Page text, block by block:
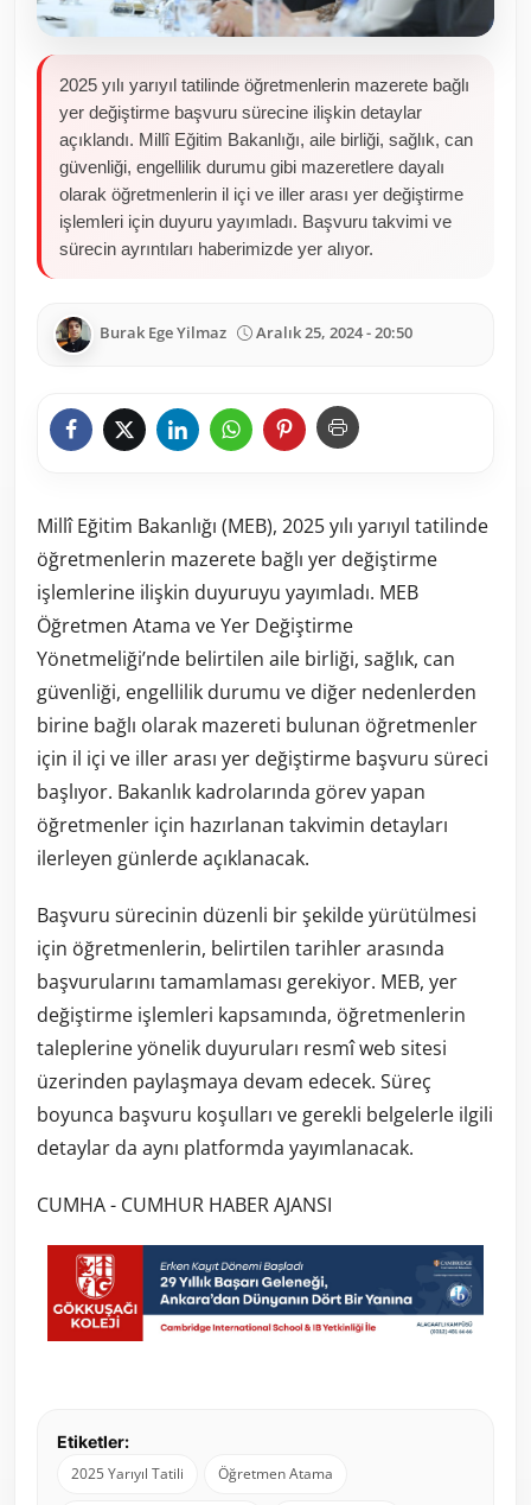
2025 yılı yarıyıl tatilinde öğretmenlerin mazerete bağlı
yer değiştirme başvuru sürecine ilişkin detaylar
açıklandı. Millî Eğitim Bakanlığı, aile birliği, sağlık, can
güvenliği, engellilik durumu gibi mazeretlere dayalı
olarak öğretmenlerin il içi ve iller arası yer değiştirme
işlemleri için duyuru yayımladı. Başvuru takvimi ve
sürecin ayrıntıları haberimizde yer alıyor.
Burak Ege Yilmaz Aralık 25, 2024 - 20:50
Millî Eğitim Bakanlığı (MEB), 2025 yılı yarıyıl tatilinde
öğretmenlerin mazerete bağlı yer değiştirme
işlemlerine ilişkin duyuruyu yayımladı. MEB
Öğretmen Atama ve Yer Değiştirme
Yönetmeliği’nde belirtilen aile birliği, sağlık, can
güvenliği, engellilik durumu ve diğer nedenlerden
birine bağlı olarak mazereti bulunan öğretmenler
için il içi ve iller arası yer değiştirme başvuru süreci
başlıyor. Bakanlık kadrolarında görev yapan
öğretmenler için hazırlanan takvimin detayları
ilerleyen günlerde açıklanacak.
Başvuru sürecinin düzenli bir şekilde yürütülmesi
için öğretmenlerin, belirtilen tarihler arasında
başvurularını tamamlaması gerekiyor. MEB, yer
değiştirme işlemleri kapsamında, öğretmenlerin
taleplerine yönelik duyuruları resmî web sitesi
üzerinden paylaşmaya devam edecek. Süreç
boyunca başvuru koşulları ve gerekli belgelerle ilgili
detaylar da aynı platformda yayımlanacak.
CUMHA - CUMHUR HABER AJANSI
Etiketler:
2025 Yarıyıl Tatili
Öğretmen Atama